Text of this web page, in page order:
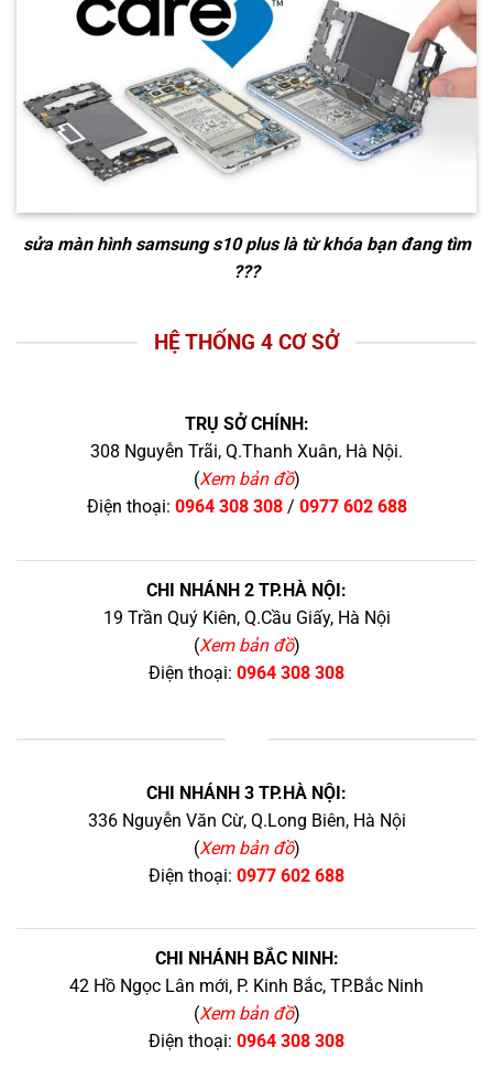
sửa màn hình samsung s10 pluslà từ khóa bạn đang tìm
???
HỆ THỐNG 4 CƠ SỞ
TRỤ SỞ CHÍNH:
308 Nguyễn Trãi, Q.Thanh Xuân, Hà Nội.
(Xem bản đồ)
Điện thoại: 0964 308 308/ 0977 602 688
CHI NHÁNH 2 TP.HÀ NỘI:
19 Trần Quý Kiên, Q.Cầu Giấy, Hà Nội
(Xem bản đồ)
Điện thoại: 0964 308 308
CHI NHÁNH 3 TP.HÀ NỘI:
336 Nguyễn Văn Cừ, Q.Long Biên, Hà Nội
(Xem bản đồ)
Điện thoại: 0977 602 688
CHI NHÁNH BẮC NINH:
42 Hồ Ngọc Lân mới, P. Kinh Bắc, TP.Bắc Ninh
(Xem bản đồ)
Điện thoại: 0964 308 308